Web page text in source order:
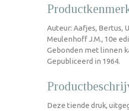
Auteur: Aafjes, Bertus,
Meulenhoff J.M., 10e
Gebonden met linnen
Gepubliceerd in 1964.
Deze tiende druk,